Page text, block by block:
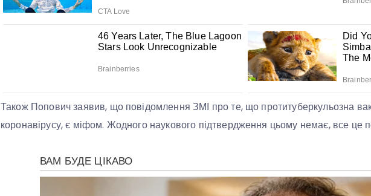
Також Попович заявив, що повідомлення ЗМІ про те, що протитуберкульозна
коронавірусу, є міфом. Жодного наукового підтвердження цьому немає, все це